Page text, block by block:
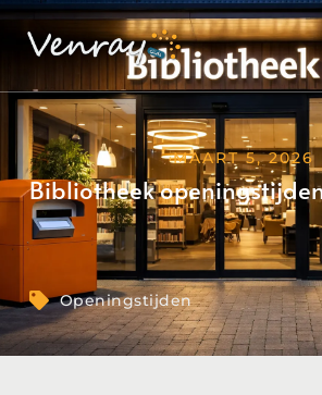
MAART 5, 2026
Bibliotheek
Openingstijden